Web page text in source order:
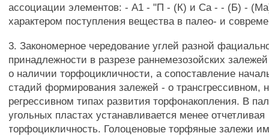
ассоциации элементов: - А1 - "П - (К) и Са - - (Б) -
характером поступления вещества в палео- и
3. Закономерное чередование углей разной
принадлежности в разрезе раннемезозойских
о наличии торфоцикличности, а сопоставление
стадий формирования залежей - о трансгрессивном,
регрессивном типах развития торфонакопления. В
угольных пластах устанавливается менее отчетливая
торфоцикличность. Голоценовые торфяные залежи